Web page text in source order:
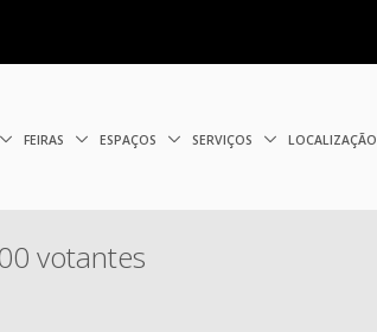
FEIRAS ESPAÇOS SERVIÇOS LOCALIZAÇÃO
votantes